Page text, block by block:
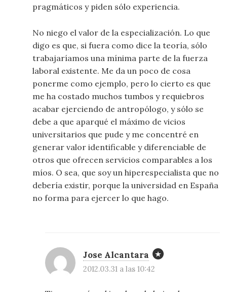
pragmáticos y piden sólo experiencia.
No niego el valor de la especialización. Lo que
digo es que, si fuera como dice la teoría, sólo
trabajaríamos una mínima parte de la fuerza
laboral existente. Me da un poco de cosa
ponerme como ejemplo, pero lo cierto es que
me ha costado muchos tumbos y requiebros
acabar ejerciendo de antropólogo, y sólo se
debe a que aparqué el máximo de vicios
universitarios que pude y me concentré en
generar valor identificable y diferenciable de
otros que ofrecen servicios comparables a los
míos. O sea, que soy un hiperespecialista que no
debería existir, porque la universidad en España
no forma para ejercer lo que hago.
Jose Alcantara
2012.03.31 a las 10:42